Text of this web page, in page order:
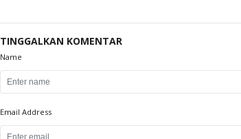
TINGGALKAN KOMENTAR
Name
Email Address